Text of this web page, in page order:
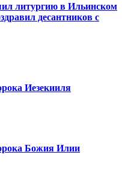
литургию в Ильинском
десантников с
Иезекииля
Божия Илии